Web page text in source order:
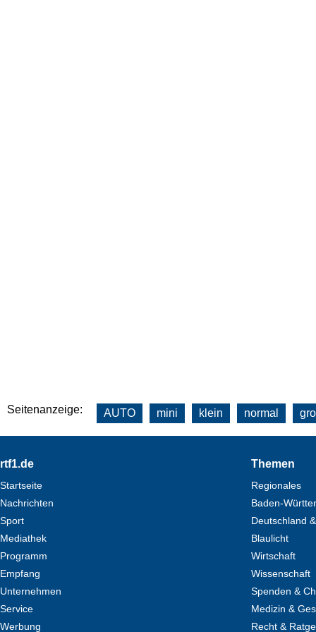
Seitenanzeige: AUTO mini klein normal
Footer
rtf1.de
Startseite
Nachrichten
Sport
Mediathek
Programm
Empfang
Unternehmen
Service
Werbung
Themen
Regionales
Baden-
Deutschland
Blaulicht
Wirtschaft
Wissenschaft
Spenden &
Medizin &
Recht &